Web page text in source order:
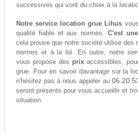
successives qui vont du choix à la
Notre service location grue Lihus
qualité fiable et aux normes. C'est
cela prouve que notre société utilise des
normes et à la loi. En outre, notre
vous propose des prixaccessibles,
grue. Pour en savoir davantage sur la
n'hésitez pas à nous appeler au
seront présents pour vous accueillir et
situation.